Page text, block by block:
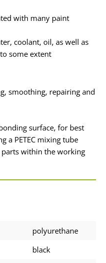
with many paint
coolant, oil, as well as
some extent
smoothing, repairing and
surface, for best
a PETEC mixing tube
within the working
polyurethane
black